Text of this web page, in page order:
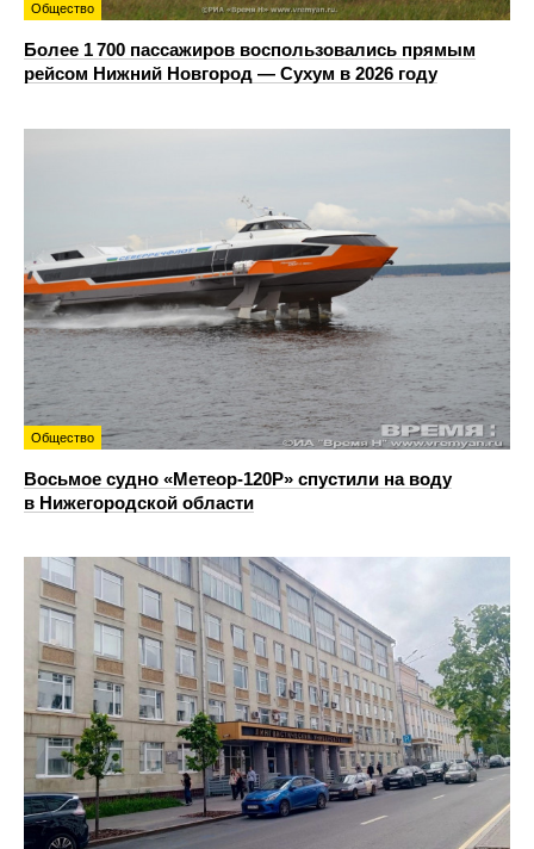
Общество
Более 1 700 пассажиров воспользовались прямым
рейсом Нижний Новгород — Сухум в 2026 году
Общество
Восьмое судно «Метеор-120Р» спустили на воду
в Нижегородской области